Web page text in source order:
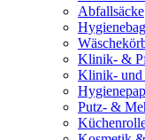
Abfallsäcke
Klinik- &
Klinik- und
Putz- &